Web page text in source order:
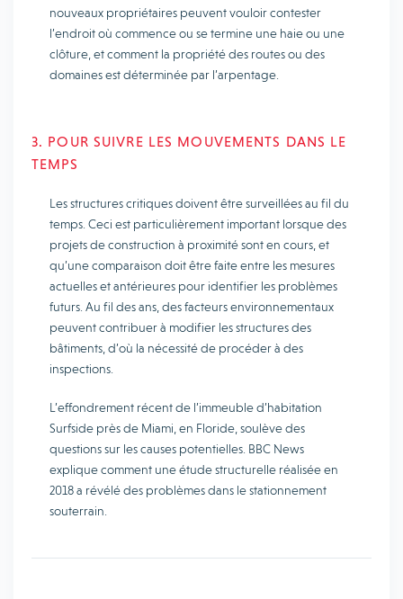
nouveaux propriétaires peuvent vouloir contester
l’endroit où commence ou se termine une haie ou une
clôture, et comment la propriété des routes ou des
domaines est déterminée par l’arpentage.
3. POUR SUIVRE LES MOUVEMENTS DANS LE
TEMPS
Les structures critiques doivent être surveillées au fil du
temps. Ceci est particulièrement important lorsque des
projets de construction à proximité sont en cours, et
qu’une comparaison doit être faite entre les mesures
actuelles et antérieures pour identifier les problèmes
futurs. Au fil des ans, des facteurs environnementaux
peuvent contribuer à modifier les structures des
bâtiments, d’où la nécessité de procéder à des
inspections.
L’effondrement récent de l’immeuble d’habitation
Surfside près de Miami, en Floride, soulève des
questions sur les causes potentielles. BBC News
explique comment une étude structurelle réalisée en
2018 a révélé des problèmes dans le stationnement
souterrain.